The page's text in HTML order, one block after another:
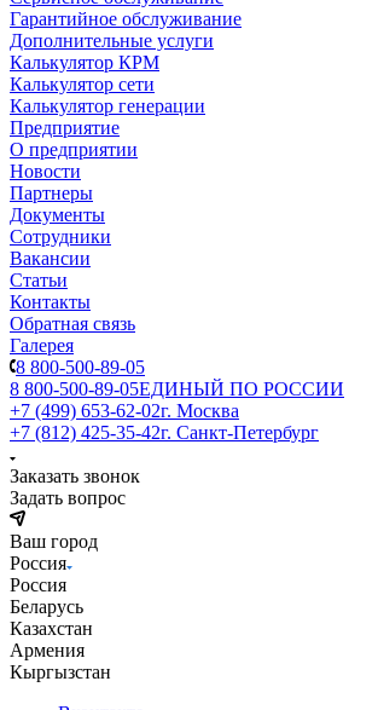
Гарантийное обслуживание
Дополнительные услуги
Калькулятор КРМ
Калькулятор сети
Калькулятор генерации
Предприятие
О предприятии
Новости
Партнеры
Документы
Сотрудники
Вакансии
Статьи
Контакты
Обратная связь
Галерея
8 800-500-89-05
8 800-500-89-05ЕДИНЫЙ ПО РОССИИ
+7 (499) 653-62-02г. Москва
+7 (812) 425-35-42г. Санкт-Петербург
Заказать звонок
Задать вопрос
Ваш город
Россия
Россия
Беларусь
Казахстан
Армения
Кыргызстан